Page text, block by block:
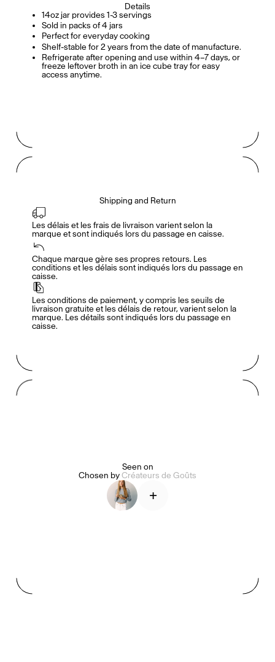
En/Fr
Accès complet pour les membres
Details
14oz jar provides 1-3 servings
Sold in packs of 4 jars
Perfect for everyday cooking
Shelf-stable for 2 years from the date of manufacture.
Refrigerate after opening and use within 4–7 days, or
freeze leftover broth in an ice cube tray for easy
access anytime.
Shipping and Return
Les délais et les frais de livraison varient selon la
marque et sont indiqués lors du passage en caisse.
Chaque marque gère ses propres retours. Les
conditions et les délais sont indiqués lors du passage en
caisse.
Les conditions de paiement, y compris les seuils de
livraison gratuite et les délais de retour, varient selon la
marque. Les détails sont indiqués lors du passage en
caisse.
Seen on
Chosen byCréateurs de Goûts
+